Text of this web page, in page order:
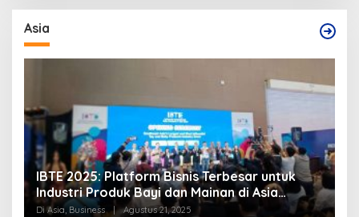
Asia
IBTE 2025: Platform Bisnis Terbesar untuk
Industri Produk Bayi dan Mainan di Asia
Tenggara
Di Asia, Business | Agustus 21, 2025